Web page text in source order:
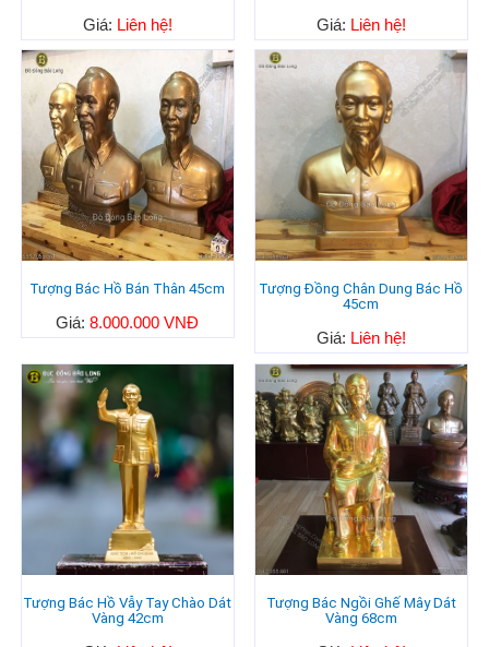
Giá: Liên hệ! Giá: Liên hệ!
Tượng Bác Hồ Bán Thân 45cm
Giá:8.000.000 VNĐ
Tượng Đồng Chân Dung Bác Hồ
45cm
Giá: Liên hệ!
Tượng Bác Hồ Vẫy Tay Chào Dát
Vàng 42cm
Tượng Bác Ngồi Ghế Mây Dát
Vàng 68cm